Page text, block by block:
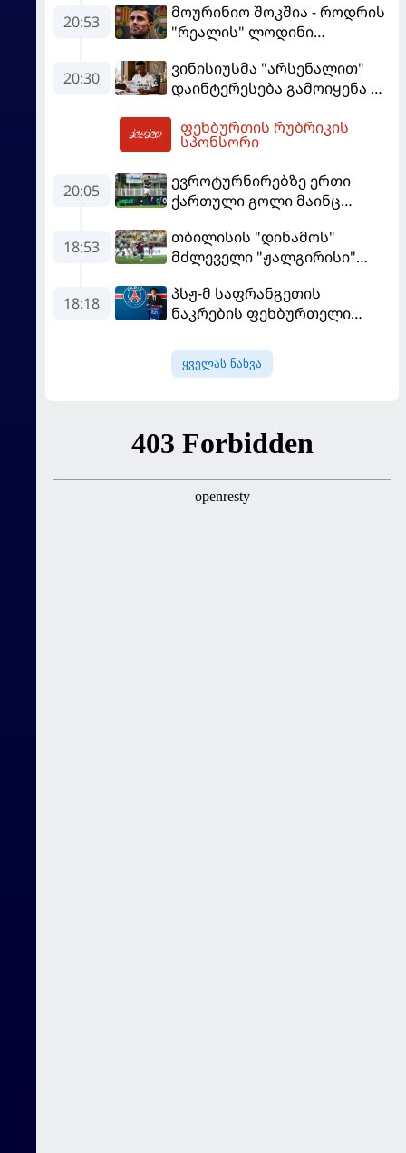
ასპარეზობას იწყებს
20:53
მოურინიო შოკშია - როდრის
"რეალის" ლოდინი
"ბარსელონაში" გადადის
20:30
ვინისიუსმა "არსენალით"
დაინტერესება გამოიყენა და
მომგებიანად გააგრძელა
ფეხბურთის რუბრიკის
სპონსორი
20:05
ევროტურნირებზე ერთი
ქართული გოლი მაინც
18:53
თბილისის "დინამოს"
მძლეველი "ჟალგირისი"
განადგურდა
18:18
პსჟ-მ საფრანგეთის
ნაკრების ფეხბურთელი
ყველას ნახვა